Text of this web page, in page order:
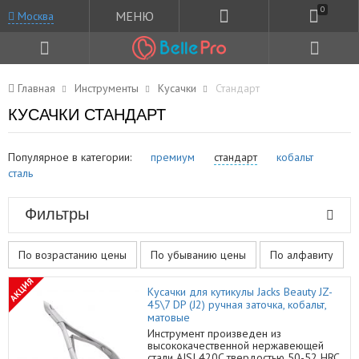
Москва МЕНЮ 0
Главная Инструменты Кусачки Стандарт
КУСАЧКИ СТАНДАРТ
Популярное в категории: премиум стандарт
кобальт
сталь
Фильтры
По возрастанию цены По убыванию цены По алфавиту
АКЦИЯ
Кусачки для кутикулы Jacks Beauty JZ-
45\7 DP (J2) ручная заточка, кобальт,
матовые
Инструмент произведен из
высококачественной нержавеющей